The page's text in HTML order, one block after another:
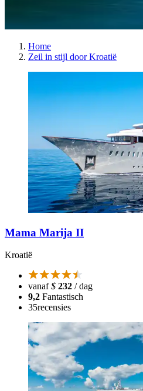
Home
Zeil in stijl door Kroatië
Mama Marija II
Kroatië
vanaf$ 232 / dag
9,2 Fantastisch
35recensies